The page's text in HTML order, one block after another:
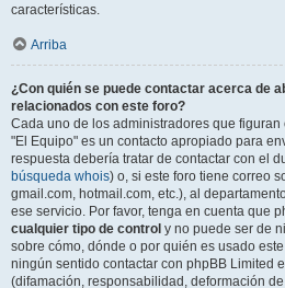
características.
Arriba
¿Con quién se puede contactar acerca de
relacionados con este foro?
Cada uno de los administradores que
"El Equipo" es un contacto apropiado para
respuesta debería tratar de contactar con el
búsqueda whois) o, si este foro tiene correo
gmail.com, hotmail.com, etc.), al
ese servicio. Por favor, tenga en cuenta que
cualquier tipo de control y no puede ser de
sobre cómo, dónde o por quién es usado
ningún sentido contactar con phpBB Limited
(difamación, responsabilidad, deformación